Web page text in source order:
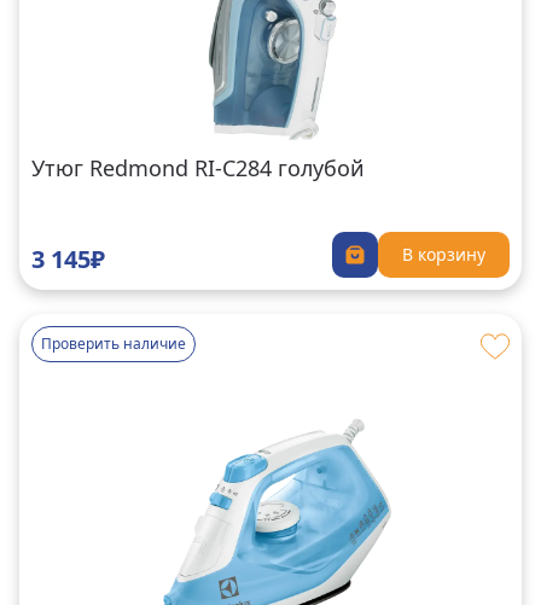
Утюг Redmond RI-C284 голубой
3 145₽ В корзину
Проверить наличие